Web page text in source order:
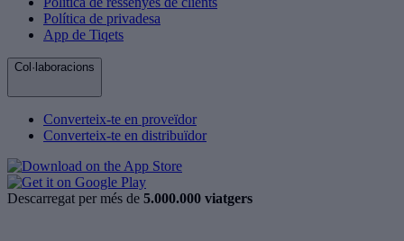
Política de privadesa
App de Tiqets
Col·laboracions
Converteix-te en proveïdor
Converteix-te en distribuïdor
Descarregat per més de 5.000.000 viatgers